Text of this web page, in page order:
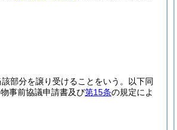
部分を譲り受けることをいう。以下同
事前協議申請書及び第15条の規定によ